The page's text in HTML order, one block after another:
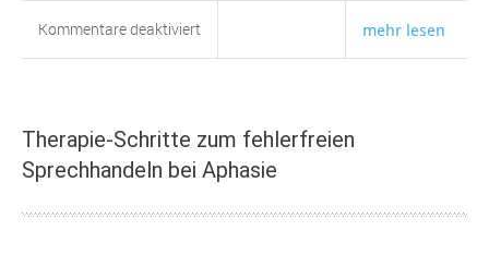
Kommentare deaktiviert
ein
neues
–
mehr lesen
Therapie-Schritte zum fehlerfreien
Sprechhandeln bei Aphasie